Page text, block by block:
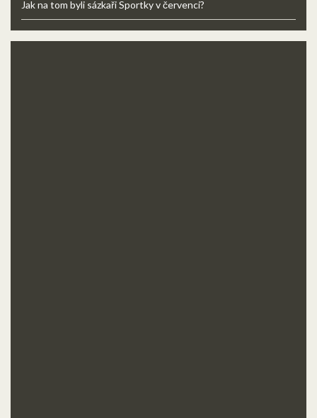
Jak na tom byli sázkaři Sportky v červenci?